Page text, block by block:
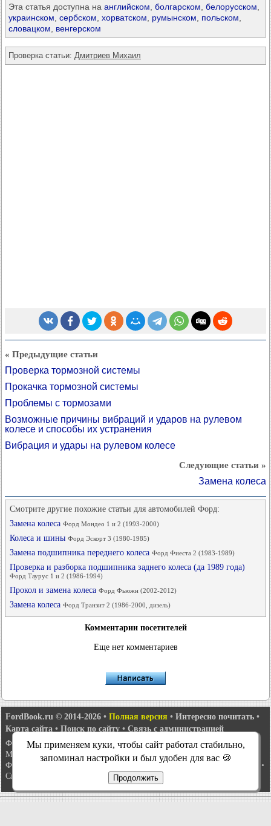
Эта статья доступна на английском болгарском белорусском
украинском сербском хорватском румынском польском
словацком
венгерском
Проверка статьи: Дмитриев Михаил
« Предыдущие статьи
Проверка тормозной системы
Прокачка тормозной системы
Проблемы с тормозами
Возможные причины вибраций и ударов на рулевом
колесе и способы их устранения
Вибрация и удары на рулевом колесе
Следующие статьи »
Замена колеса
Смотрите другие похожие статьи для автомобилей Форд:
Замена колеса Форд Мондео 1 и 2 (1993-2000)
Колеса и шины Форд Эскорт 3 (1980-1985)
Замена подшипника переднего колеса Форд Фиеста 2 (1983-1989)
Проверка и разборка подшипника заднего колеса (да 1989 года)
Форд Таурус 1 и 2 (1986-1994)
Прокол и замена колеса Форд Фьюжн (2002-2012)
Замена колеса Форд Транзит 2 (1986-2000, дизель)
Комментарии посетителей
Еще нет комментариев
FordBook.ru © 2014-2026 • Полная версия • Интересно почитать •
Карта сайта • Поиск по сайту • Связь с администрацией
Фокус 1• Фокус Турнир 1•Фокус 2•Мондео 1•Мондео 1 и 2•
Мондео 2•Мондео 3•Мондео 4•Эскорт 3•Эскорт 4 •Эскорт 5
Фиеста 2
Таурус 1 и 2 Фьюжн • Скорпио 1
•
Сиерра
Мы применяем куки, чтобы сайт работал стабильно,
запоминал настройки и был удобен для вас 🍪
Продолжить